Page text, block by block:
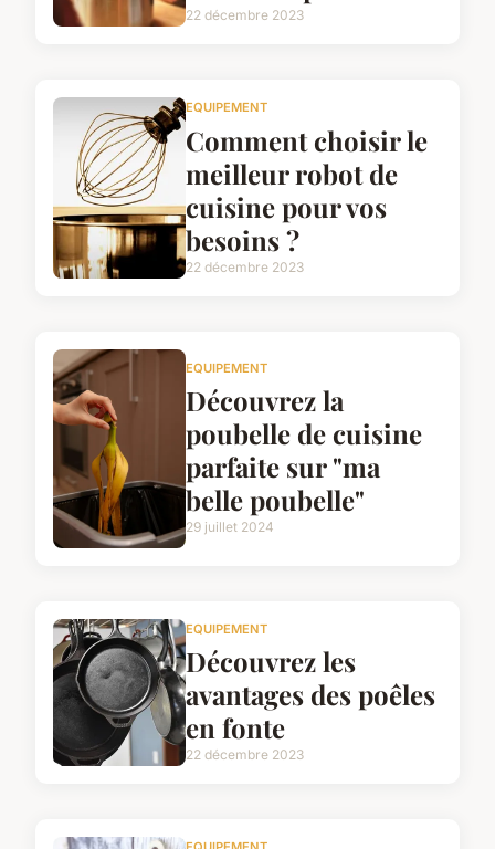
22 décembre 2023
EQUIPEMENT
Comment choisir le
meilleur robot de
cuisine pour vos
besoins ?
22 décembre 2023
EQUIPEMENT
Découvrez la
poubelle de cuisine
parfaite sur "ma
belle poubelle"
29 juillet 2024
EQUIPEMENT
Découvrez les
avantages des poêles
en fonte
22 décembre 2023